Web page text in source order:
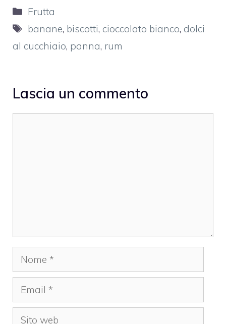
Categorie
Frutta
Tag
banane, biscotti, cioccolato bianco, dolci
al cucchiaio, panna, rum
Lascia un commento
Nome
Email
Sito